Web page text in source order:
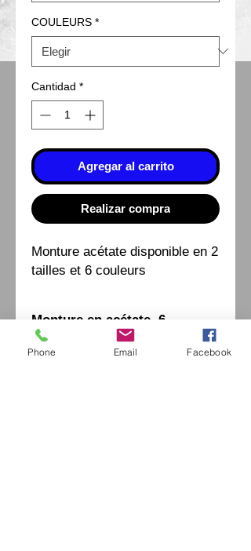
COULEURS *
Cantidad *
Agregar al carrito
Realizar compra
Monture acétate disponible en 2
tailles et 6 couleurs
Monture en acétate, 6
couleurs - 2 tailles
Phone Email Facebook